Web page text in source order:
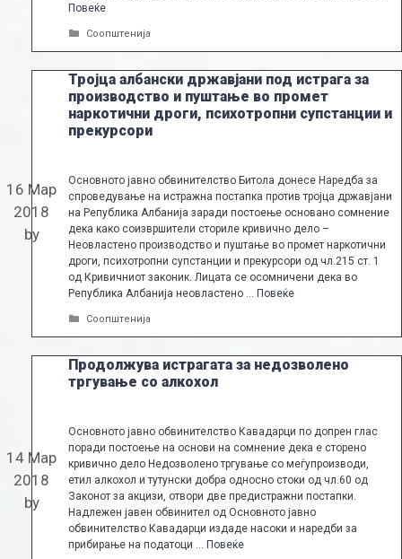
Повеќе
Categories
Соопштенија
Тројца албански државјани под истрага за
производство и пуштање во промет
наркотични дроги, психотропни супстанции и
прекурсори
16 Мар
2018
by
Основното јавно обвинителство Битола донесе Наредба за
спроведување на истражна постапка против тројца државјани
на Република Албанија заради постоење основано сомнение
дека како соизвршители сториле кривично дело –
Неовластено производство и пуштање во промет наркотични
дроги, психотропни супстанции и прекурсори од чл.215 ст. 1
од Кривичниот законик. Лицата се осомничени дека во
Република Албанија неовластено … Повеќе
Categories
Соопштенија
Продолжува истрагата за недозволено
тргување со алкохол
14 Мар
2018
by
Основното јавно обвинителство Кавадарци по допрен глас
поради постоење на основи на сомнение дека е сторено
кривично дело Недозволено тргување со меѓупроизводи,
етил алкохол и тутунски добра односно стоки од чл.60 од
Законот за акцизи, отвори две предистражни постапки.
Надлежен јавен обвинител од Основното јавно
обвинителство Кавадарци издаде насоки и наредби за
прибирање на податоци … Повеќе